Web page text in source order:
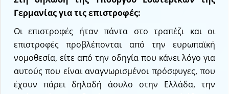
Γερμανίας για τις επιστροφές:
Οι επιστροφές ήταν πάντα στο τραπέζι και οι
επιστροφές προβλέπονται από την ευρωπαϊκή
νομοθεσία, είτε από την οδηγία που κάνει λόγο για
αυτούς που είναι αναγνωρισμένοι πρόσφυγες, που
έχουν πάρει δηλαδή άσυλο στην Ελλάδα, την